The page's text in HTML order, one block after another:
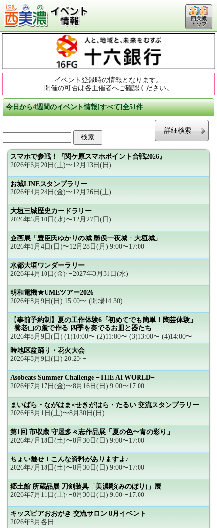
西美濃
トップ
イベント登録時の情報となります。
開催の可否は各主催者へご確認ください。
今日から4週間のイベント情報[すべて]全51件
詳細検索
スマホで参戦！『関ケ原スマホポイント合戦2026』
2026年6月20日(土)〜12月13日(日)
お城LINEスタンプラリー
2026年4月24日(金)〜12月26日(土)
大垣三城歴史カードラリー
2026年6月10日(水)〜12月27日(日)
企画展「豊臣氏ゆかりの城 墨俣一夜城・大垣城」
2026年1月4日(日)〜12月28日(月) 9:00〜17:00
水都大垣ワンダーラリー
2026年4月10日(金)〜2027年3月31日(水)
明和電機★UMEツアー2026
2026年8月9日(日) 15:00〜 (開場14:30)
【事前予約制】夏の工作体験6「初めてでも簡単！陶芸体験」
−養老山の麓で作る 四季を奏でるお皿と器たち−
2026年8月9日(日) (1)10:00〜 (2)11:00〜 (3)13:00〜 (4)14:00〜
時地区盆踊り・花火大会
2026年8月9日(日) 20:20〜
Asobeats Summer Challenge −THE AI WORLD−
2026年7月17日(金)〜8月16日(日) 9:00〜17:00
まいばら・ながはま×せきがはら・たるい 交流スタンプラリー
2026年8月1日(土)〜8月30日(日)
第1回 市収蔵 守屋多々志作品展「夏の色〜青の彩り」
2026年7月18日(土)〜8月30日(日) 9:00〜17:00
ちょい魅せ！こんな資料がありますよ♪
2026年7月18日(土)〜8月30日(日) 9:00〜17:00
郷土館 所蔵品展 刀剣装具「美濃彫(みのぼり)」展
2026年7月11日(土)〜8月30日(日) 9:00〜17:00
キッズピアおおがき 交流サロン 8月イベント
2026年8月各日